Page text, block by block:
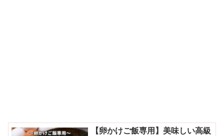
【卵かけご飯専用】美味しい高級